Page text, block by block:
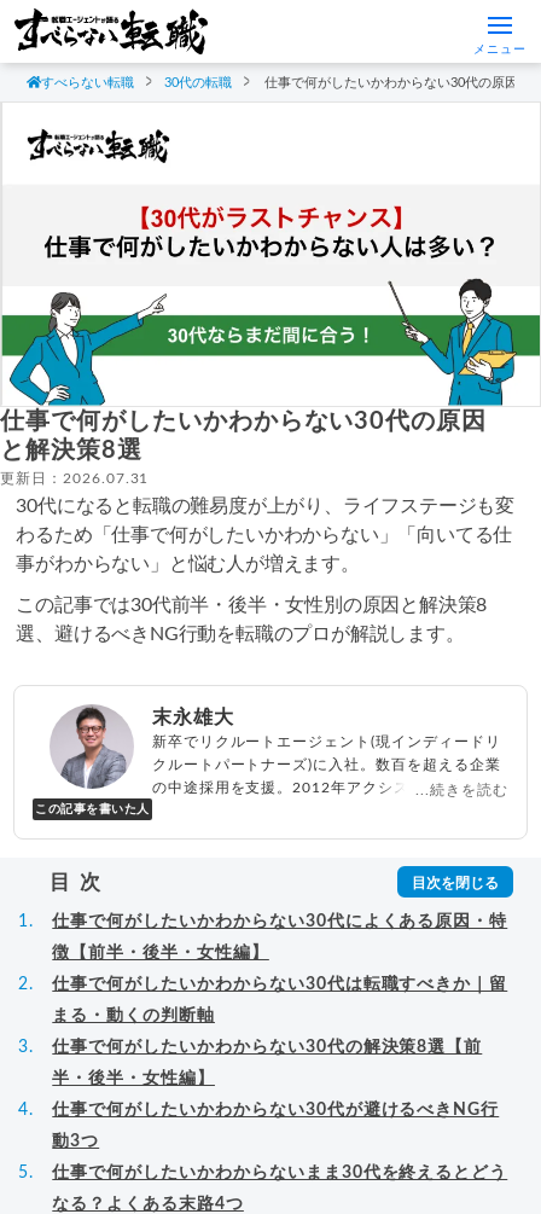
メニュー
すべらない転職 30代の転職 仕事で何がしたいかわからない30代の原因と
仕事で何がしたいかわからない30代の原因
と解決策8選
更新日：2026.07.31
30代になると転職の難易度が上がり、ライフステージも変
わるため「仕事で何がしたいかわからない」「向いてる仕
事がわからない」と悩む人が増えます。
この記事では30代前半・後半・女性別の原因と解決策8
選、避けるべきNG行動を転職のプロが解説します。
この記事を書いた人
末永雄大
新卒でリクルートエージェント(現インディードリ
クルートパートナーズ)に入社。数百を超える企業
の中途採用を支援。2012年アクシス(株)設立、代
」の総再生回数は2,000
成功する転職面接」「キャリア
ロジック」
▸詳細プロフィール
...続きを読む
目次
仕事で何がしたいかわからない30代によくある原因・特
徴【前半・後半・女性編】
仕事で何がしたいかわからない30代は転職すべきか｜留
まる・動くの判断軸
仕事で何がしたいかわからない30代の解決策8選【前
半・後半・女性編】
仕事で何がしたいかわからない30代が避けるべきNG行
動3つ
仕事で何がしたいかわからないまま30代を終えるとどう
なる？よくある末路4つ